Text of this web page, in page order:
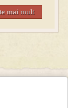
mai mult